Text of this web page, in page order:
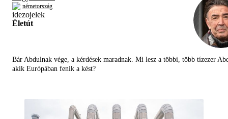
németország
Életút
Bár Abdulnak vége, a kérdések maradnak. Mi lesz a többi, több tízezer
akik Európában fenik a kést?